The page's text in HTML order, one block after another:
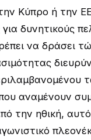
Κύπρο ή την
δυνητικούς
να δράσει
αναμένουν
την ηθική, αυτό